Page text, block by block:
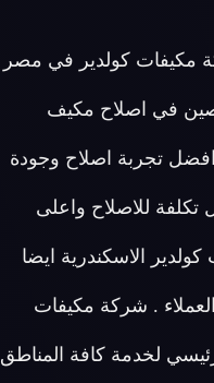
مكيفات كولدير في مصر
في اصلاح مكيف
لتقديم افضل تجربة اصلاح وجودة
تكلفة للاصلاح واعلى
الاسكندرية ايضا
. شركة مكيفات
لخدمة كافة المناطق